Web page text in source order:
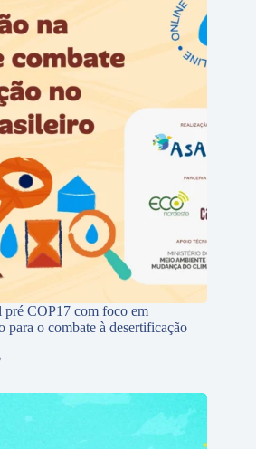
COP17 com foco em
para o combate à desertificação